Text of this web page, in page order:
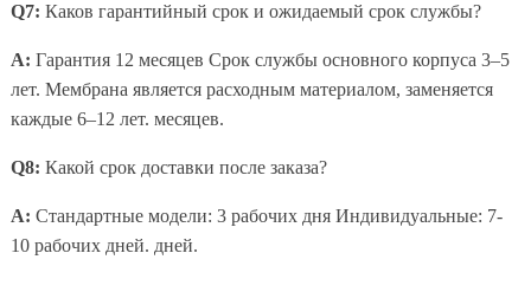
Q7: Каков гарантийный срок и ожидаемый срок службы?
A: Гарантия 12 месяцев Срок службы основного корпуса 3–5
лет. Мембрана является расходным материалом, заменяется
каждые 6–12 лет. месяцев.
Q8: Какой срок доставки после заказа?
A: Стандартные модели: 3 рабочих дня Индивидуальные: 7-
10 рабочих дней. дней.